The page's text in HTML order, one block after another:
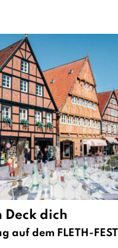
Deck dich
auf dem FLETH-FEST